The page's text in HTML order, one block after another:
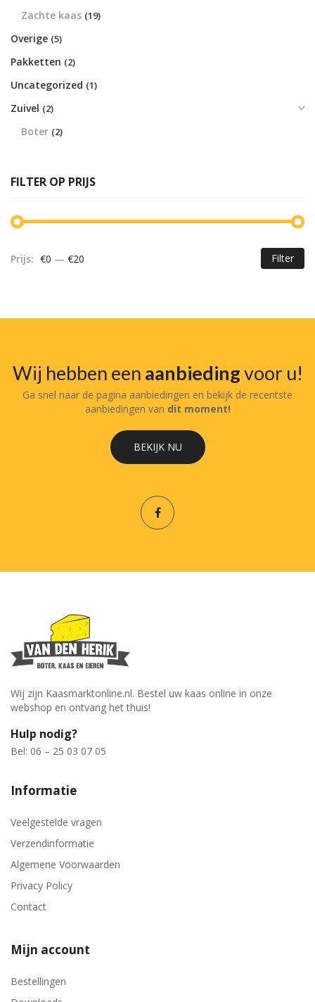
Zachte kaas (19)
Overige (5)
Pakketten (2)
Uncategorized (1)
Zuivel (2)
Boter (2)
FILTER OP PRIJS
Filter
Prijs: €0 — €20
Wij hebben een aanbiedingvoor u!
Ga snel naar de pagina aanbiedingen en bekijk de recentste
aanbiedingen van dit moment!
BEKIJK NU
Wij zijn Kaasmarktonline.nl. Bestel uw kaas online in onze
webshop en ontvang het thuis!
Hulp nodig?
Bel: 06 – 25 03 07 05
Informatie
Veelgestelde vragen
Verzendinformatie
Algemene Voorwaarden
Privacy Policy
Contact
Mijn account
Bestellingen